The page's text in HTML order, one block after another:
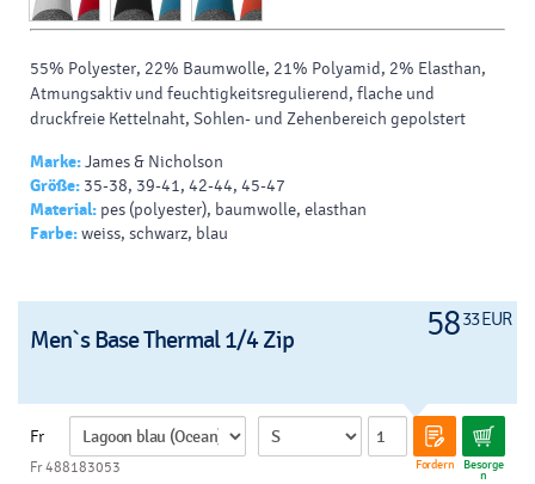
55% Polyester, 22% Baumwolle, 21% Polyamid, 2% Elasthan,
Atmungsaktiv und feuchtigkeitsregulierend, flache und
druckfreie Kettelnaht, Sohlen- und Zehenbereich gepolstert
Marke:James & Nicholson
Größe: 35-38, 39-41, 42-44, 45-47
Material: pes (polyester), baumwolle, elasthan
Farbe:weiss, schwarz, blau
5833 EUR
Men`s Base Thermal 1/4 Zip
Fr
Fordern Besorge
n
Fr 488183053